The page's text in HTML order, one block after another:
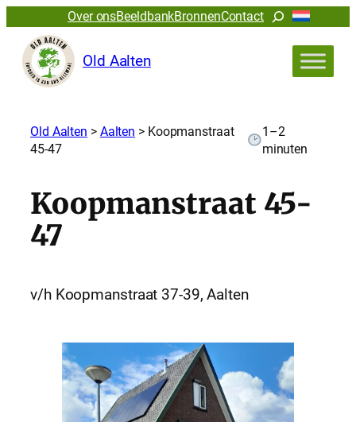
Over onsBeeldbankBronnenContactZoeken
Old Aalten
Old Aalten > Aalten > Koopmanstraat
45-47
1–2
minuten
Koopmanstraat 45-
47
v/h Koopmanstraat 37-39, Aalten